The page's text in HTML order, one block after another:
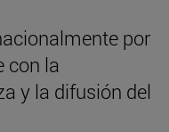
por
con la
y la difusión del